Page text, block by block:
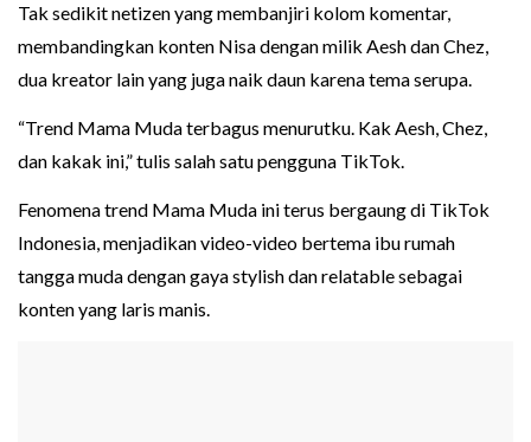
Tak sedikit netizen yang membanjiri kolom komentar,
membandingkan konten Nisa dengan milik Aesh dan Chez,
dua kreator lain yang juga naik daun karena tema serupa.
“Trend Mama Muda terbagus menurutku. Kak Aesh, Chez,
dan kakak ini,” tulis salah satu pengguna TikTok.
Fenomena trend Mama Muda ini terus bergaung di TikTok
Indonesia, menjadikan video-video bertema ibu rumah
tangga muda dengan gaya stylish dan relatable sebagai
konten yang laris manis.